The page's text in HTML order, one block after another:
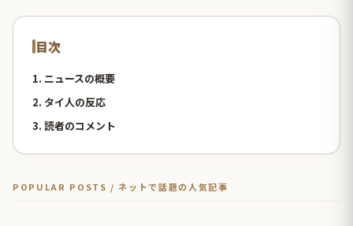
目次
1. ニュースの概要
2. タイ人の反応
3. 読者のコメント
POPULAR POSTS / ネットで話題の人気記事